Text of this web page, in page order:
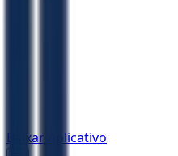
Baixar Aplicativo